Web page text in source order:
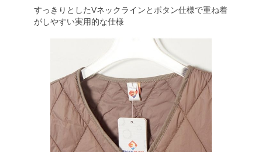
すっきりとしたVネックラインとボタン仕様で重ね着
がしやすい実用的な仕様